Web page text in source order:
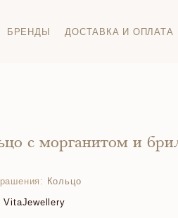
БРЕНДЫ ДОСТАВКА И ОПЛАТА
с морганитом и
Кольцо
VitaJewellery